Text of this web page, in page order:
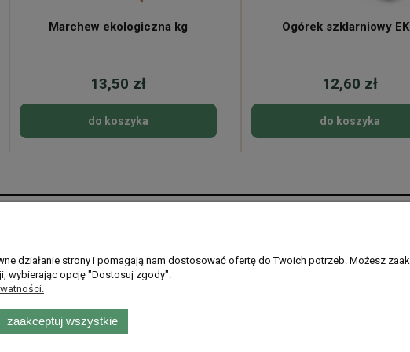
Marchew ekologiczna kg
13,50 zł
do koszyka
Ogórek szklarniowy
12,60 zł
do koszyka
konta
Formy płatności
Gdzie dostarczamy
Regulamin sklepu
działanie strony i pomagają nam dostosować ofertę do Twoich potrzeb. Możesz
wybierając opcję "Dostosuj zgody".
zaakceptuj wszystkie